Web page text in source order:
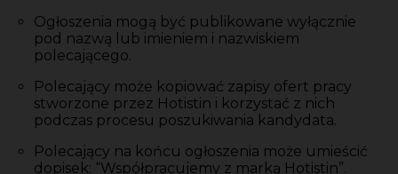
Ogłoszenia mogą być publikowane wyłącznie
pod nazwą lub imieniem i nazwiskiem
polecającego.
Polecający może kopiować zapisy ofert pracy
stworzone przez Hotistin i korzystać z nich
podczas procesu poszukiwania kandydata.
Polecający na końcu ogłoszenia może umieścić
dopisek: “Współpracujemy z marką Hotistin”.